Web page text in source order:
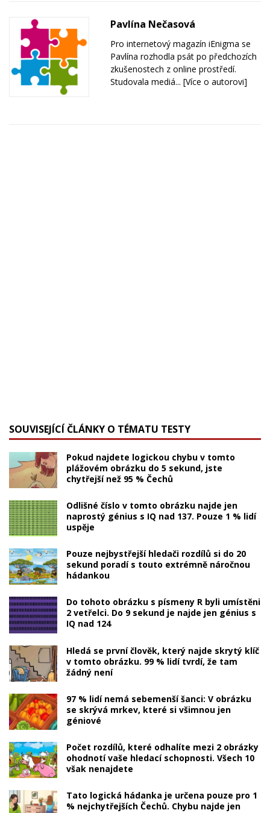
Pavlína Nečasová
Pro internetový magazín iEnigma se
Pavlína rozhodla psát po předchozích
zkušenostech z online prostředí.
Studovala mediá... [Více o autorovi]
SOUVISEJÍCÍ ČLÁNKY O TÉMATU TESTY
Pokud najdete logickou chybu v tomto
plážovém obrázku do 5 sekund, jste
chytřejší než 95 % Čechů
Odlišné číslo v tomto obrázku najde jen
naprostý génius s IQ nad 137. Pouze 1 % lidí
uspěje
Pouze nejbystřejší hledači rozdílů si do 20
sekund poradí s touto extrémně náročnou
hádankou
Do tohoto obrázku s písmeny R byli umístěni
2 vetřelci. Do 9 sekund je najde jen génius s
IQ nad 124
Hledá se první člověk, který najde skrytý klíč
v tomto obrázku. 99 % lidí tvrdí, že tam
žádný není
97 % lidí nemá sebemenší šanci: V obrázku
se skrývá mrkev, které si všimnou jen
géniové
Počet rozdílů, které odhalíte mezi 2 obrázky
ohodnotí vaše hledací schopnosti. Všech 10
však nenajdete
Tato logická hádanka je určena pouze pro 1
% nejchytřejších Čechů. Chybu najde jen